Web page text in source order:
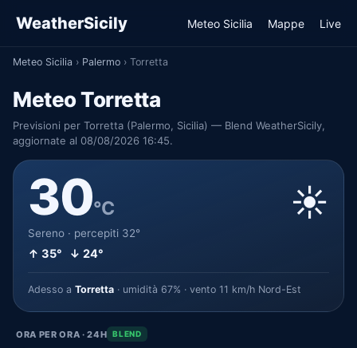
WeatherSicily Meteo Sicilia Mappe Live
Meteo Sicilia › Palermo › Torretta
Meteo Torretta
Previsioni per Torretta (Palermo, Sicilia) — Blend WeatherSicily,
aggiornate al 08/08/2026 16:45.
30°C
Sereno · percepiti 32°
↑ 35° ↓ 24°
☀️
Adesso a Torretta · umidità 67% · vento 11 km/h Nord-Est
ORA PER ORA · 24H BLEND